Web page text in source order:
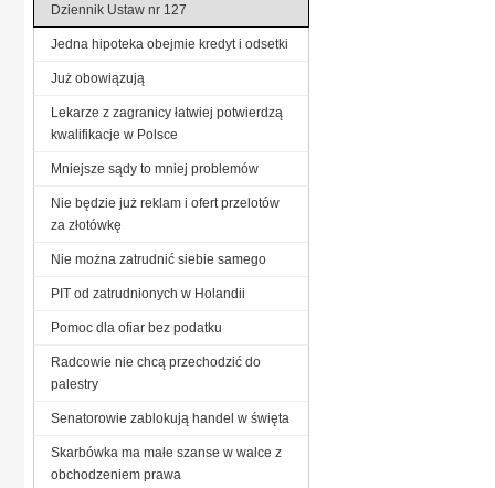
Dziennik Ustaw nr 127
Jedna hipoteka obejmie kredyt i odsetki
Już obowiązują
Lekarze z zagranicy łatwiej potwierdzą
kwalifikacje w Polsce
Mniejsze sądy to mniej problemów
Nie będzie już reklam i ofert przelotów
za złotówkę
Nie można zatrudnić siebie samego
PIT od zatrudnionych w Holandii
Pomoc dla ofiar bez podatku
Radcowie nie chcą przechodzić do
palestry
Senatorowie zablokują handel w święta
Skarbówka ma małe szanse w walce z
obchodzeniem prawa